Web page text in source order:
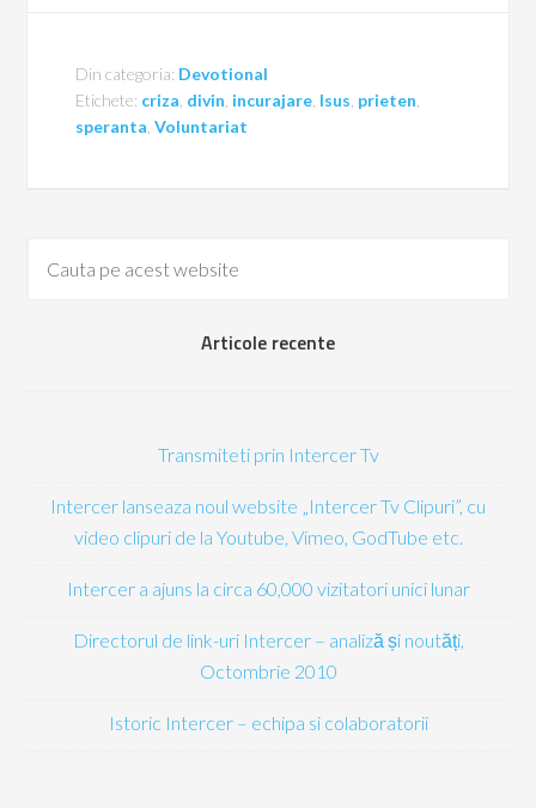
Din categoria: Devotional
Etichete: criza divin incurajare Isus prieten
speranta ,Voluntariat
Articole recente
Transmiteti prin Intercer Tv
Intercer lanseaza noul website „Intercer Tv Clipuri”, cu
video clipuri de la Youtube, Vimeo, GodTube etc.
Intercer a ajuns la circa 60,000 vizitatori unici lunar
Directorul de link-uri Intercer – analiză și noutăți,
Octombrie 2010
Istoric Intercer – echipa si colaboratorii